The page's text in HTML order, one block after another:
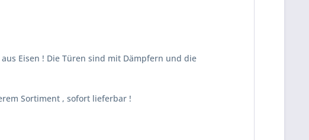
Eisen ! Die Türen sind mit Dämpfern und die
Sortiment , sofort lieferbar !